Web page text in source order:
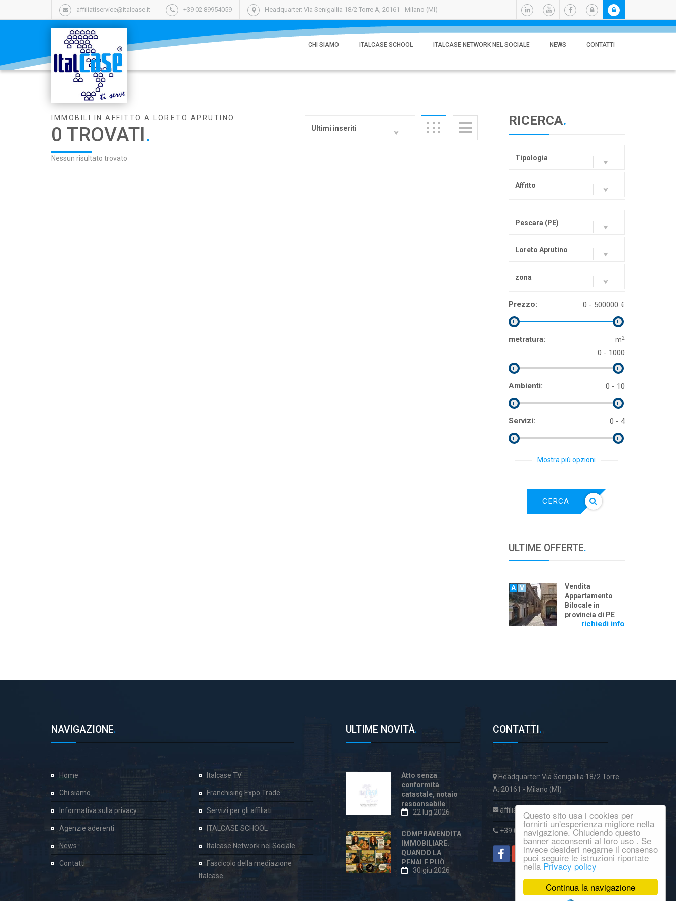
Continua la navigazione
Questo sito usa i cookies per
fornirti un'esperienza migliore nella
navigazione. Chiudendo questo
banner acconsenti al loro uso . Se
invece desideri negarne il consenso
puoi seguire le istruzioni riportate
nella Privacy policy
affiliatiservice@italcase.it +39 02 89954059 Headquarter: Via Senigallia 18/2 Torre A, 20161 - Milano (MI)
CHI SIAMO ITALCASE SCHOOL ITALCASE NETWORK NEL SOCIALE NEWS CONTATTI
IMMOBILI IN AFFITTO A LORETO APRUTINO
0 TROVATI. Ultimi inseriti
Nessun risultato trovato
RICERCA.
Tipologia
Affitto
Pescara (PE)
Loreto Aprutino
zona
Prezzo: €
0 - 500000
metratura: m2
0 - 1000
Ambienti: 0 - 10
Servizi: 0 - 4
Mostra più opzioni
CERCA
ULTIME OFFERTE.
A V
Vendita
Appartamento
Bilocale in
provincia di PE
richiedi info
NAVIGAZIONE.
Home
Chi siamo
Informativa sulla privacy
Agenzie aderenti
News
Contatti
Italcase TV
Franchising Expo Trade
Servizi per gli affiliati
ITALCASE SCHOOL
Italcase Network nel Sociale
Fascicolo della mediazione
Italcase
ULTIME NOVITÀ.
Atto senza
conformità
catastale, notaio
responsabile
anche dopo la
«correzione»
22 lug 2026
COMPRAVENDITA
IMMOBILIARE.
QUANDO LA
PENALE PUÒ
ESSERE
ECCESSIVA E
30 giu 2026
CONTATTI .
Headquarter: Via Senigallia 18/2 Torre
A, 20161 - Milano (MI)
affiliatiservice@italcase.it
+39 02 89954059